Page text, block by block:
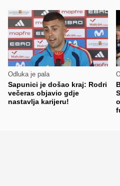
Odluka je pala
Sapunici je došao kraj: Rodri
večeras objavio gdje
nastavlja karijeru!